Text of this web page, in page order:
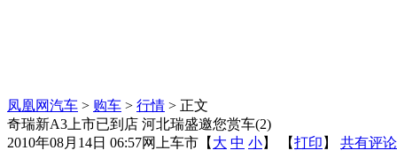
凤凰网汽车 > 购车 > 行情 > 正文
奇瑞新A3上市已到店 河北瑞盛邀您赏车(2)
2010年08月14日 06:57网上车市 【 大 中 小】 【打印 】 共有评论